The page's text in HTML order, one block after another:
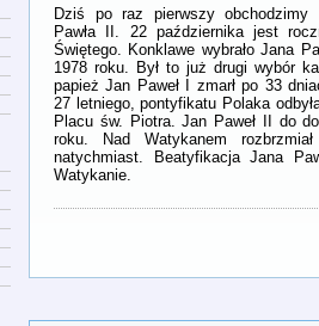
Dziś po raz pierwszy obchodzimy
Pawła II. 22 października jest
Świętego. Konklawe wybrało Jana
1978 roku. Był to już drugi wybór
papież Jan Paweł I zmarł po 33
27 letniego, pontyfikatu Polaka
Placu św. Piotra. Jan Paweł II do
roku. Nad Watykanem
natychmiast. Beatyfikacja Jana
Watykanie.